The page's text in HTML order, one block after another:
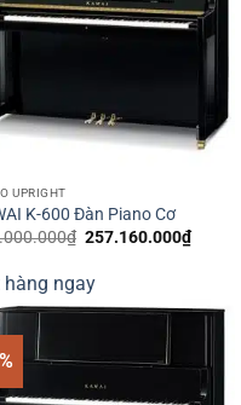
UPRIGHT
K-600 Đàn Piano Cơ
₫ Giá
298.000.000₫.
257.160.000₫Giá
hiện
ngay